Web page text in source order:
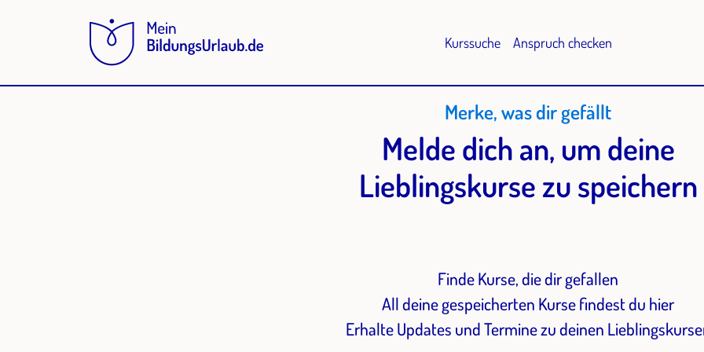
Kurssuche Anspruch checken
Merke, was dir gefällt
Melde dich an, um deine
Lieblingskurse zu speichern
Finde Kurse, die dir gefallen
All deine gespeicherten Kurse findest du hier
Erhalte Updates und Termine zu deinen